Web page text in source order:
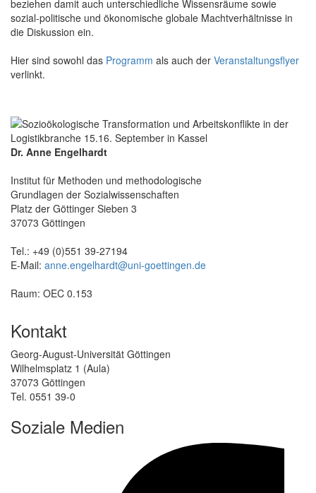
beziehen damit auch unterschiedliche Wissensräume sowie
sozial-politische und ökonomische globale Machtverhältnisse in
die Diskussion ein.
Hier sind sowohl das Programm als auch der Veranstaltungsflyer
verlinkt.
Dr. Anne Engelhardt
Institut für Methoden und methodologische
Grundlagen der Sozialwissenschaften
Platz der Göttinger Sieben 3
37073 Göttingen
Tel.: +49 (0)551 39-27194
E-Mail: anne.engelhardt@uni-goettingen.de
Raum: OEC 0.153
Kontakt
Georg-August-Universität Göttingen
Wilhelmsplatz 1 (Aula)
37073 Göttingen
Tel. 0551 39-0
Soziale Medien